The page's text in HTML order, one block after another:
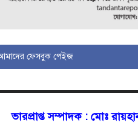
মোগলাবাজার
ফেসবুক পেইজ
ভারপ্রাপ্ত সম্পাদক : মোঃ